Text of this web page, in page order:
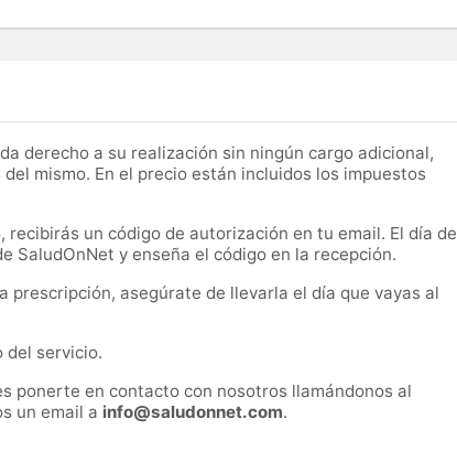
derecho a su realización sin ningún cargo adicional,
mismo. En el precio están incluidos los impuestos
recibirás un código de autorización en tu email. El día de
SaludOnNet y enseña el código en la recepción.
prescripción, asegúrate de llevarla el día que vayas al
del servicio.
ponerte en contacto con nosotros llamándonos al
un email a info@saludonnet.com.